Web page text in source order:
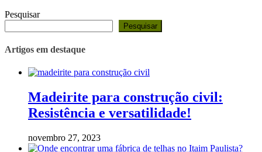
Pesquisar
Pesquisar
Artigos em destaque
Madeirite para construção civil:
Resistência e versatilidade!
novembro 27, 2023